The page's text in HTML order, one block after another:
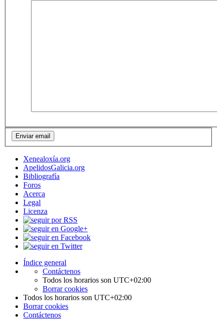
Xenealoxía.org
ApelidosGalicia.org
Bibliografía
Foros
Acerca
Legal
Licenza
Índice general
Contáctenos
Todos los horarios son UTC+02:00
Borrar cookies
Todos los horarios son UTC+02:00
Borrar cookies
Contáctenos